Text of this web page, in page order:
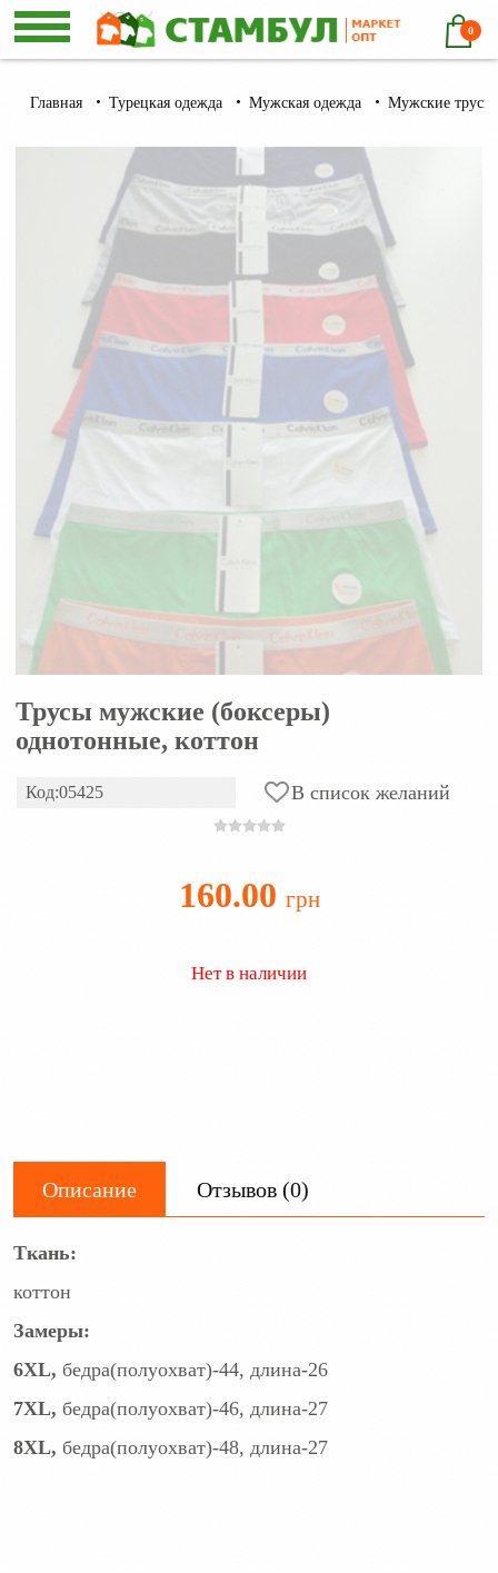
0
Главная Турецкая одежда Мужская одежда Мужские трусы
Трусы мужские (боксеры)
однотонные, коттон
Код:05425 В список желаний
160.00 грн
Нет в наличии
Описание Отзывов (0)
Ткань:
коттон
Замеры:
6XL, бедра(полуохват)-44, длина-26
7XL, бедра(полуохват)-46, длина-27
8XL, бедра(полуохват)-48, длина-27